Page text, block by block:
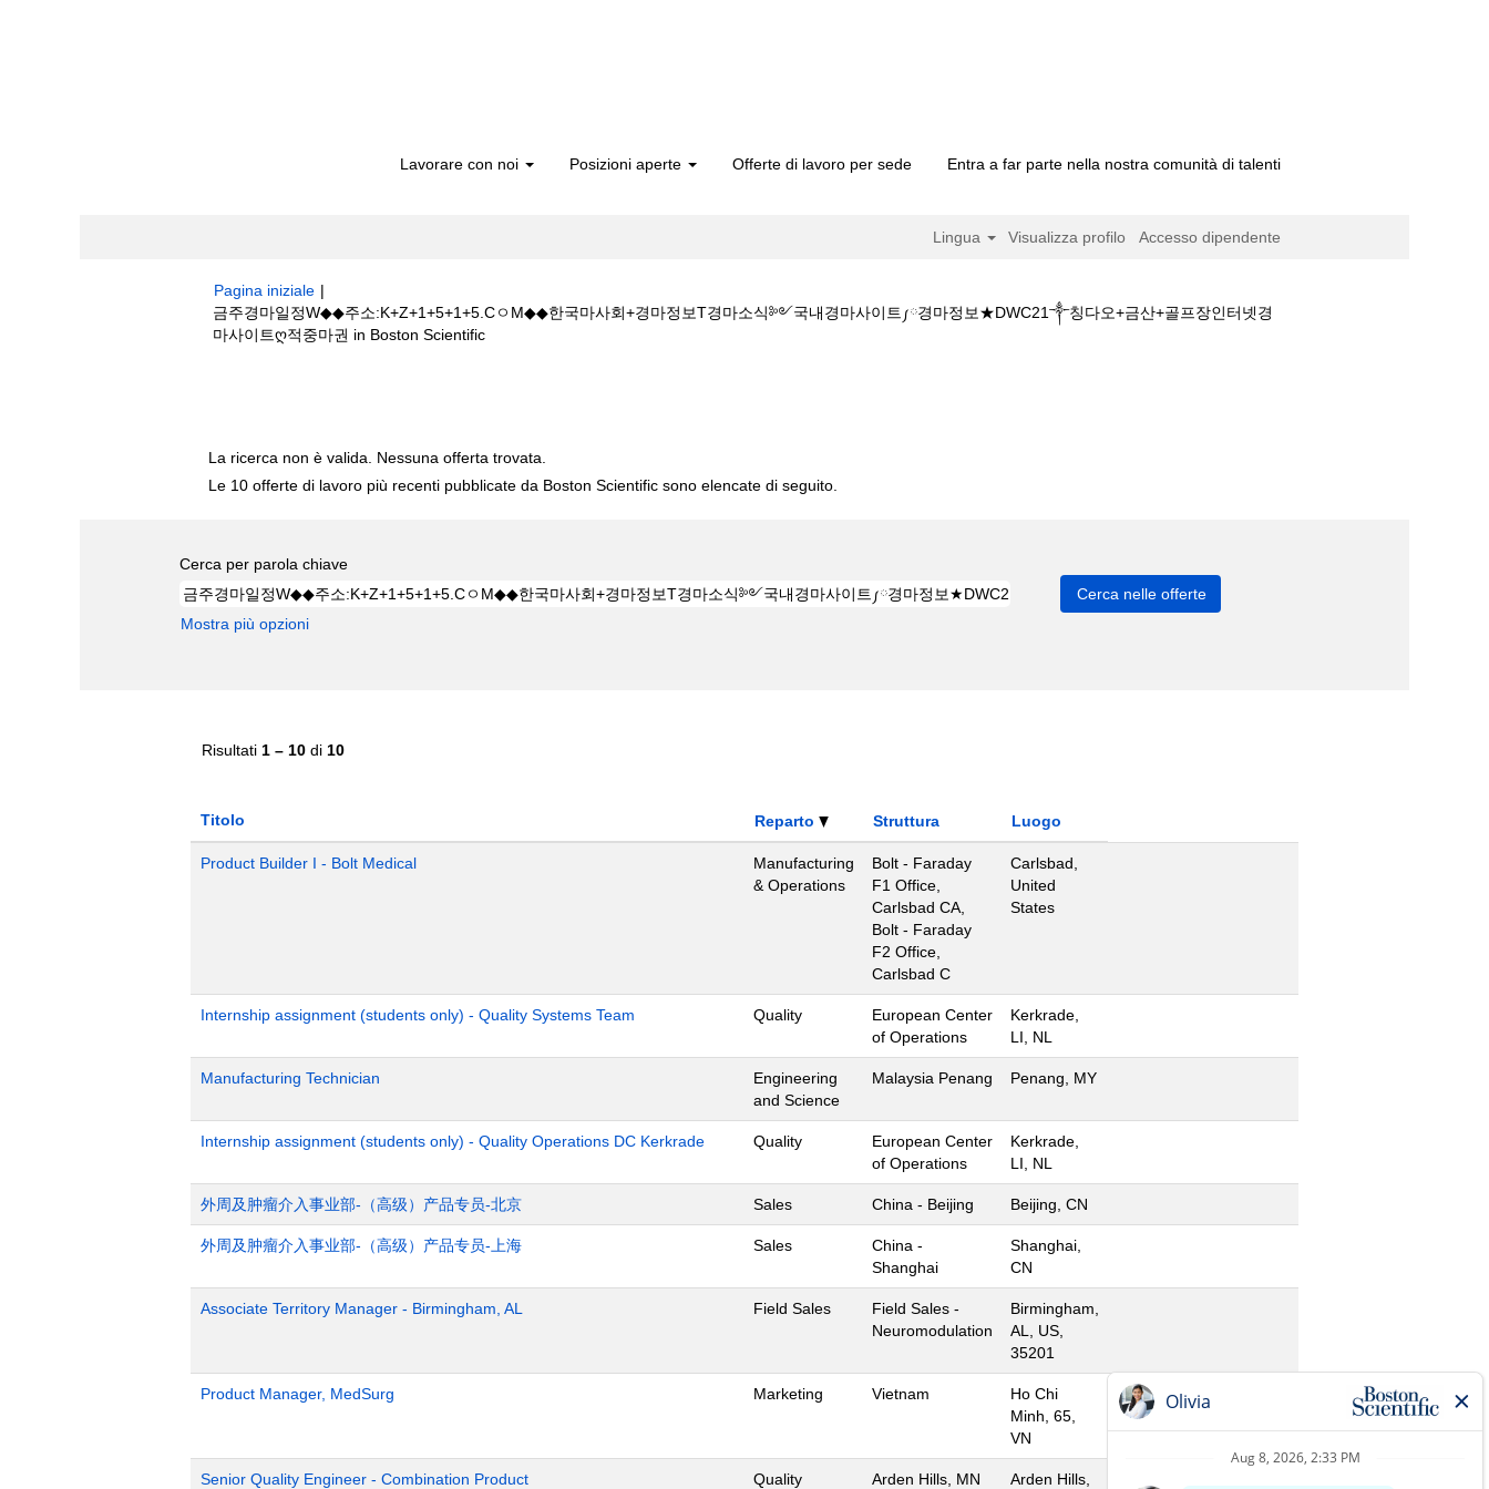
Lavorare con noi Posizioni aperte Offerte di lavoro per sede Entra a far parte nella nostra comunità di talenti
Lingua Visualizza profilo Accesso dipendente
Pagina iniziale |
금주경마일정W◆◆주소:K+Z+1+5+1+5.CㅇM◆◆한국마사회+경마정보T경마소식༻국내경마사이트༿경마정보★DWC21༒칭다오+금산+골프장인터넷경
마사이트ღ적중마권 in Boston Scientific(pagina
La ricerca non è valida. Nessuna offerta trovata.
Le 10 offerte di lavoro più recenti pubblicate da Boston Scientific sono elencate di seguito.
Cerca per parola chiave
Mostra più opzioni
Risultati 1 – 10 di 10
Titolo Reparto Struttura Luogo
Product Builder I - Bolt Medical
Manufacturing
& Operations
Bolt - Faraday
F1 Office,
Carlsbad CA,
Bolt - Faraday
F2 Office,
Carlsbad C
Carlsbad,
United
States
Internship assignment (students only) - Quality Systems Team Quality
European Center
of Operations
Kerkrade,
LI, NL
Manufacturing Technician
Engineering
and Science
Malaysia Penang Penang, MY
Internship assignment (students only) - Quality Operations DC Kerkrade Quality
European Center
of Operations
Kerkrade,
LI, NL
外周及肿瘤介入事业部-（高级）产品专员-北京 Sales China - Beijing Beijing, CN
外周及肿瘤介入事业部-（高级）产品专员-上海 Sales
China -
Shanghai
Shanghai,
CN
Associate Territory Manager - Birmingham, AL Field Sales
Field Sales -
Neuromodulation
Birmingham,
AL, US,
35201
Product Manager, MedSurg Marketing Vietnam
Ho Chi
Minh, 65,
VN
Senior Quality Engineer - Combination Product Quality Arden Hills, MN Arden Hills,